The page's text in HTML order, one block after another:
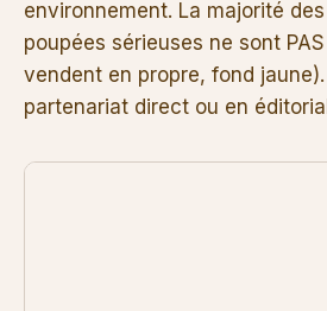
environnement. La majorité
poupées sérieuses ne sont
vendent en propre, fond
partenariat direct ou en